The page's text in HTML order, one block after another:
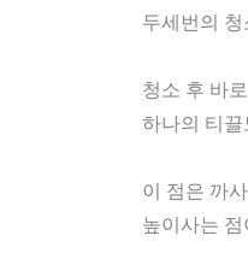
두세번의
청소 후 바
하나의 티
이 점은 까
높이사는